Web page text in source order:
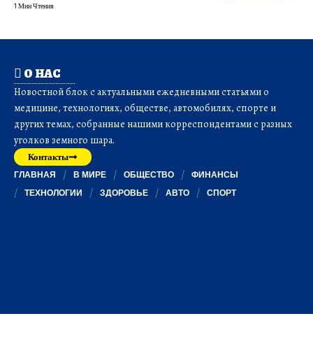
1 Мин Чтения
О НАС
Новостной блок с актуальными ежедневными статьями о
медицине, технологиях, обществе, автомобилях, спорте и
других темах, собранные нашими корреспондентами с разных
уголков земного шара.
Контакты
ГЛАВНАЯ В МИРЕ ОБЩЕСТВО
ФИНАНСЫ
ТЕХНОЛОГИИ
ЗДОРОВЬЕ АВТО СПОРТ